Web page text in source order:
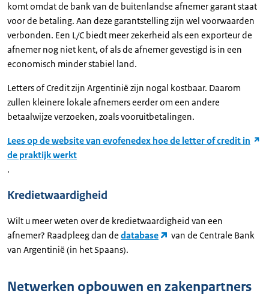
komt omdat de bank van de buitenlandse afnemer garant staat
voor de betaling. Aan deze garantstelling zijn wel voorwaarden
verbonden. Een L/C biedt meer zekerheid als een exporteur de
afnemer nog niet kent, of als de afnemer gevestigd is in een
economisch minder stabiel land.
Letters of Credit zijn Argentinië zijn nogal kostbaar. Daarom
zullen kleinere lokale afnemers eerder om een andere
betaalwijze verzoeken, zoals vooruitbetalingen.
Lees op de website van evofenedex hoe de letter of credit in
de praktijk werkt
.
Kredietwaardigheid
Wilt u meer weten over de kredietwaardigheid van een
afnemer? Raadpleeg dan de database
van de Centrale Bank
van Argentinië (in het Spaans).
Netwerken opbouwen en zakenpartners